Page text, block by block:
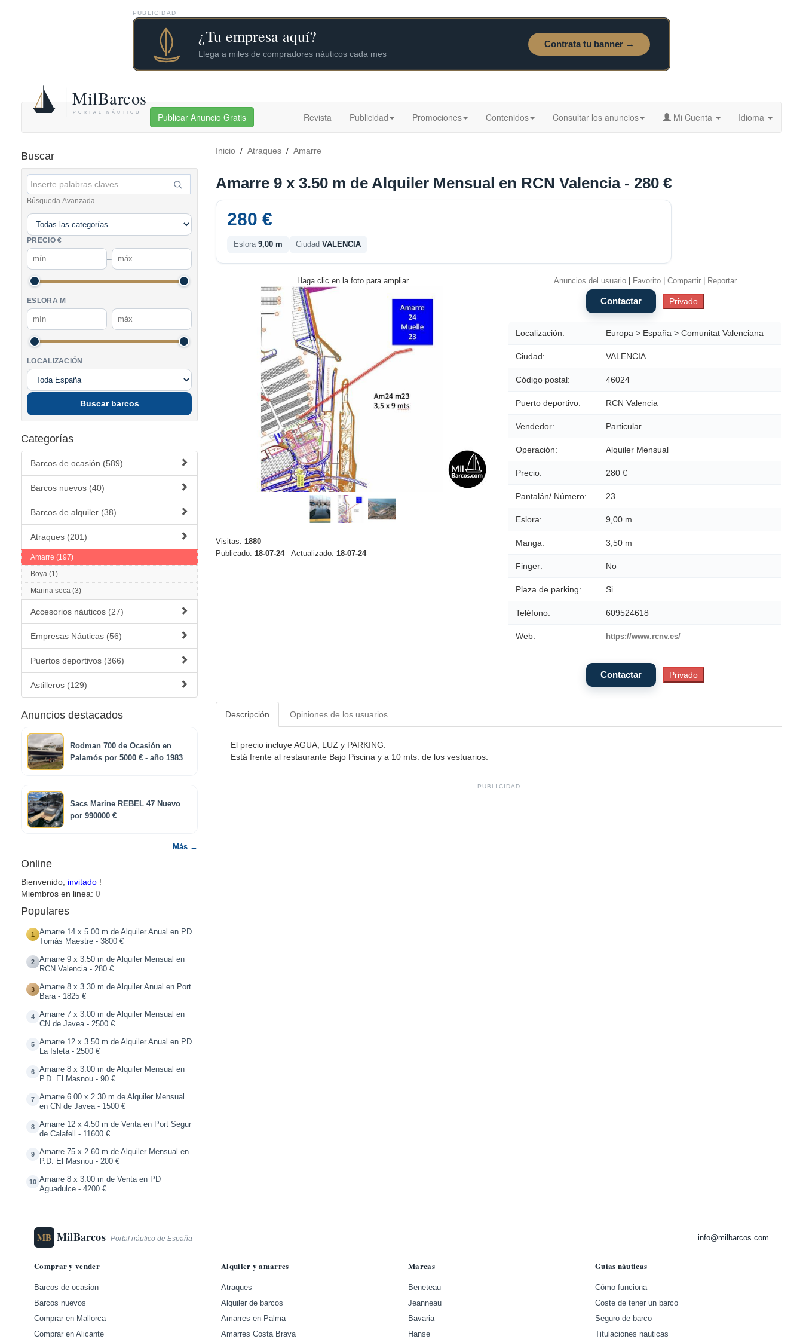
PUBLICIDAD
Publicar Anuncio Gratis Revista Publicidad Promociones Contenidos Consultar los anuncios Mi Cuenta Idioma
Buscar
Búsqueda Avanzada
PRECIO €
–
ESLORA M
–
LOCALIZACIÓN
Buscar barcos
Categorías
Barcos de ocasión (589)
Barcos nuevos (40)
Barcos de alquiler (38)
Atraques (201)
Amarre (197)
Boya (1)
Marina seca (3)
Accesorios náuticos (27)
Empresas Náuticas (56)
Puertos deportivos (366)
Astilleros (129)
Anuncios destacados
Rodman 700 de Ocasión en
Palamós por 5000 € - año 1983
Sacs Marine REBEL 47 Nuevo
por 990000 €
Más →
Online
Bienvenido, invitado !
Miembros en linea: 0
Populares
1
Amarre 14 x 5.00 m de Alquiler Anual en PD
Tomás Maestre - 3800 €
2
Amarre 9 x 3.50 m de Alquiler Mensual en
RCN Valencia - 280 €
3
Amarre 8 x 3.30 m de Alquiler Anual en Port
Bara - 1825 €
4
Amarre 7 x 3.00 m de Alquiler Mensual en
CN de Javea - 2500 €
5
Amarre 12 x 3.50 m de Alquiler Anual en PD
La Isleta - 2500 €
6
Amarre 8 x 3.00 m de Alquiler Mensual en
P.D. El Masnou - 90 €
7
Amarre 6.00 x 2.30 m de Alquiler Mensual
en CN de Javea - 1500 €
8
Amarre 12 x 4.50 m de Venta en Port Segur
de Calafell - 11600 €
9
Amarre 75 x 2.60 m de Alquiler Mensual en
P.D. El Masnou - 200 €
10 Amarre 8 x 3.00 m de Venta en PD
Aguadulce - 4200 €
Inicio / Atraques / Amarre
Amarre 9 x 3.50 m de Alquiler Mensual en RCN Valencia - 280 €
280 €
Eslora 9,00 m Ciudad VALENCIA
Haga clic en la foto para ampliar
Visitas: 1880
Publicado: 18-07-24Actualizado: 18-07-24
Anuncios del usuario| Favorito| Compartir| Reportar
Localización: Europa > España > Comunitat Valenciana
Ciudad: VALENCIA
Código postal: 46024
Puerto deportivo: RCN Valencia
Vendedor: Particular
Operación: Alquiler Mensual
Precio: 280 €
Pantalán/ Número: 23
Eslora: 9,00 m
Manga: 3,50 m
Finger: No
Plaza de parking: Si
Teléfono: 609524618
Web: https://www.rcnv.es/
Descripción Opiniones de los usuarios
El precio incluye AGUA, LUZ y PARKING.
Está frente al restaurante Bajo Piscina y a 10 mts. de los vestuarios.
PUBLICIDAD
MB MilBarcos Portal náutico de España info@milbarcos.com
Comprar y vender
Barcos de ocasion
Barcos nuevos
Comprar en Mallorca
Comprar en Alicante
Alquiler y amarres
Atraques
Alquiler de barcos
Amarres en Palma
Amarres Costa Brava
Marcas
Beneteau
Jeanneau
Bavaria
Hanse
Guías náuticas
Cómo funciona
Coste de tener un barco
Seguro de barco
Titulaciones nauticas